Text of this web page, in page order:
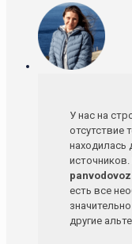
У нас на
отсутствие
находилась
есть все
другие